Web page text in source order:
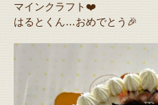
マインクラフト❤️
はるとくん…おめでとう🎉